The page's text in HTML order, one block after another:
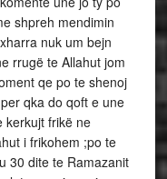
shpreh mendimin
nuk um bejn
rrugë te Allahut jom
qe po te shenoj
qka do qoft e une
kerkujt frikë ne
i frikohem ;po te
30 dite te Ramazanit